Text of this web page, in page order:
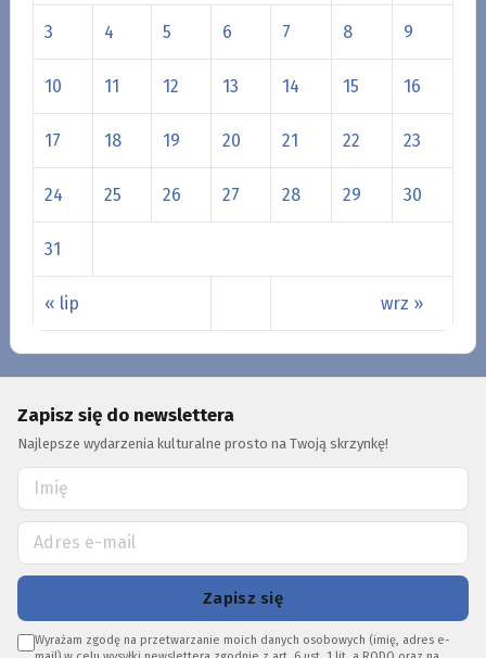
« lip wrz »
3 4 5 6 7 8 9
10 11 12 13 14 15 16
17 18 19 20 21 22 23
24 25 26 27 28 29 30
31
Zapisz się do newslettera
Najlepsze wydarzenia kulturalne prosto na Twoją skrzynkę!
Zapisz się
Wyrażam zgodę na przetwarzanie moich danych osobowych (imię, adres e-